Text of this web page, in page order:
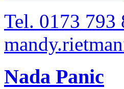
Tel. 0173 793
Nada Panic